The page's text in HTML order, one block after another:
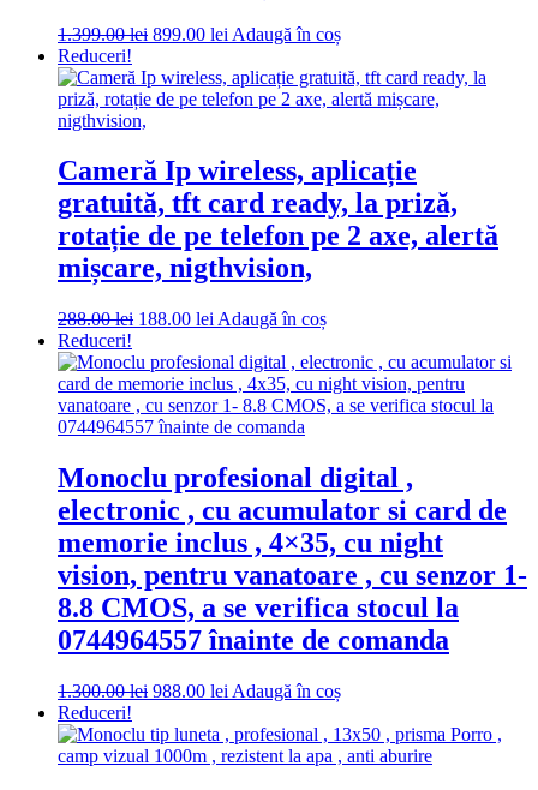
1.399.00lei Prețul
a
fost:
899.00 lei Prețul
este:
899.00 lei.
Adaugă în coș
Reduceri!
Cameră Ip wireless, aplicație
gratuită, tft card ready, la priză,
rotație de pe telefon pe 2 axe, alertă
mișcare, nigthvision,
288.00lei Prețul
a
fost:
288.00 lei.
188.00 lei Prețul
este:
188.00 lei.
Adaugă în coș
Reduceri!
Monoclu profesional digital ,
electronic , cu acumulator si card de
memorie inclus , 4×35, cu night
vision, pentru vanatoare , cu senzor 1-
8.8 CMOS, a se verifica stocul la
0744964557 înainte de comanda
1.300.00lei Prețul
a
fost:
988.00 lei Prețul
este:
988.00 lei.
Adaugă în coș
Reduceri!